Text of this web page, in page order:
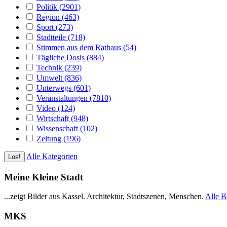
Politik (2901)
Region (463)
Sport (273)
Stadtteile (718)
Stimmen aus dem Rathaus (54)
Tägliche Dosis (884)
Technik (239)
Umwelt (836)
Unterwegs (601)
Veranstaltungen (7810)
Video (124)
Wirtschaft (948)
Wissenschaft (102)
Zeitung (196)
Alle Kategorien
Meine Kleine Stadt
...zeigt Bilder aus Kassel. Architektur, Stadtszenen, Menschen. Alle
MKS